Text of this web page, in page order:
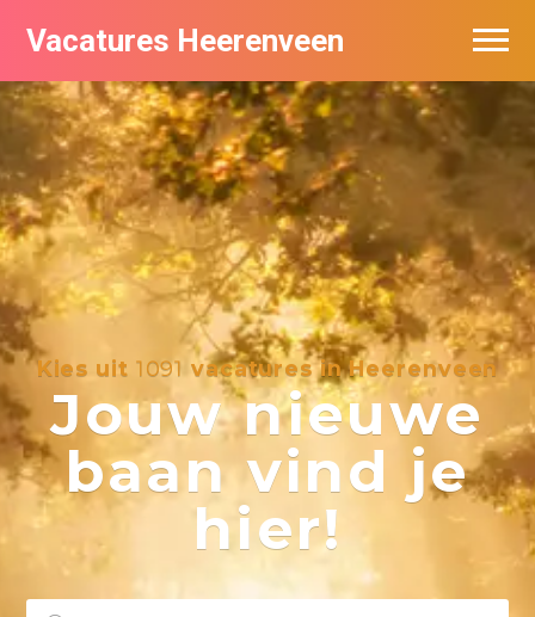
Vacatures Heerenveen
Kies uit 1091 vacatures in Heerenveen
Jouw nieuwe
baan vind je
hier!
Vacatures per bedrijf
De populairste vacatures in Heerenveen
Nieuwsbrief feed